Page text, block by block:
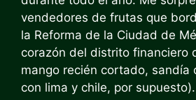
vendedores de frutas que
la Reforma de la Ciudad de
corazón del distrito financiero
mango recién cortado, sandía
con lima y chile, por supuesto).